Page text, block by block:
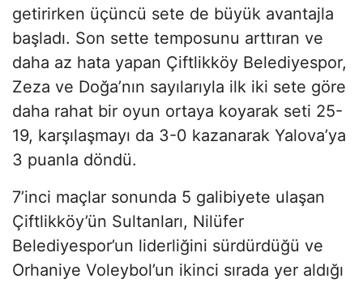
getirirken üçüncü sete de büyük avantajla
başladı. Son sette temposunu arttıran ve
daha az hata yapan Çiftlikköy Belediyespor,
Zeza ve Doğa’nın sayılarıyla ilk iki sete göre
daha rahat bir oyun ortaya koyarak seti 25-
19, karşılaşmayı da 3-0 kazanarak Yalova’ya
3 puanla döndü.
7’inci maçlar sonunda 5 galibiyete ulaşan
Çiftlikköy’ün Sultanları, Nilüfer
Belediyespor’un liderliğini sürdürdüğü ve
Orhaniye Voleybol’un ikinci sırada yer aldığı